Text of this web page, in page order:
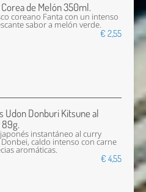
Corea de Melón 350ml.
coreano Fanta con un intenso
sabor a melón verde.
€ 2,55
Udon Donburi Kitsune al
instantáneo al curry
Donbei, caldo intenso con carne
aromáticas.
€ 4,55